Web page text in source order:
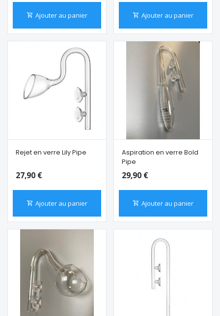
Ajouter au panier Ajouter au panier
Rejet en verre Lily Pipe
27,90 €
Ajouter au panier
Aspiration en verre Bold
Pipe
29,90 €
Ajouter au panier